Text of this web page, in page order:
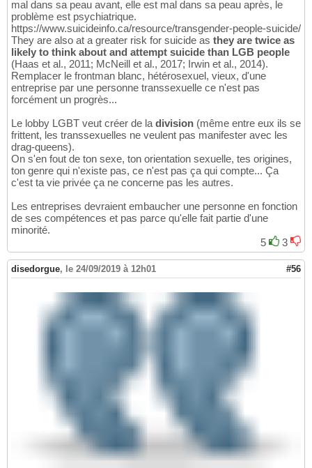
mal dans sa peau avant, elle est mal dans sa peau après, le
problème est psychiatrique.
https://www.suicideinfo.ca/resource/transgender-people-suicide/
They are also at a greater risk for suicide as they are twice as
likely to think about and attempt suicide than LGB people
(Haas et al., 2011; McNeill et al., 2017; Irwin et al., 2014).
Remplacer le frontman blanc, hétérosexuel, vieux, d'une
entreprise par une personne transsexuelle ce n'est pas
forcément un progrès...
Le lobby LGBT veut créer de la division (même entre eux ils se
frittent, les transsexuelles ne veulent pas manifester avec les
drag-queens).
On s'en fout de ton sexe, ton orientation sexuelle, tes origines,
ton genre qui n'existe pas, ce n'est pas ça qui compte... Ça
c'est ta vie privée ça ne concerne pas les autres.
Les entreprises devraient embaucher une personne en fonction
de ses compétences et pas parce qu'elle fait partie d'une
minorité.
5
3
disedorgue, le 24/09/2019 à 12h01 #56